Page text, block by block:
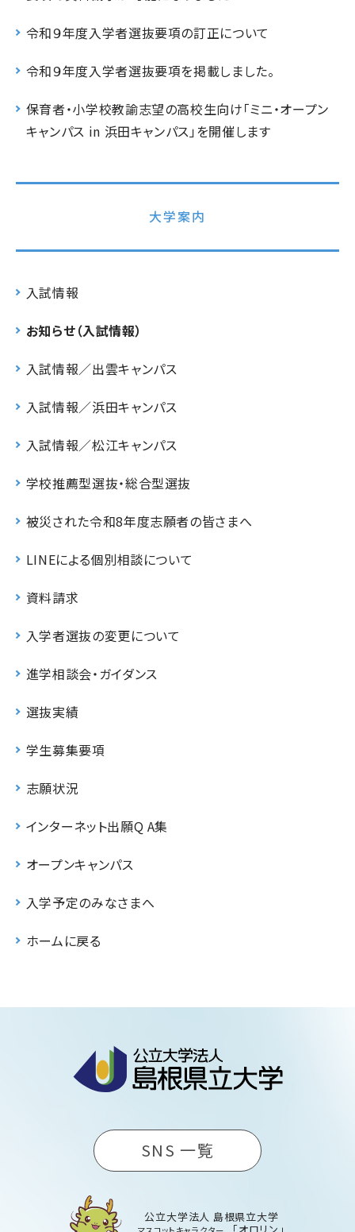
令和９年度入学者選抜要項の訂正について
令和９年度入学者選抜要項を掲載しました。
保育者・小学校教諭志望の高校生向け「ミニ・オープン
キャンパス in 浜田キャンパス」を開催します
大学案内
入試情報
お知らせ（入試情報）
入試情報／出雲キャンパス
入試情報／浜田キャンパス
入試情報／松江キャンパス
学校推薦型選抜・総合型選抜
被災された令和8年度志願者の皆さまへ
LINEによる個別相談について
資料請求
入学者選抜の変更について
進学相談会・ガイダンス
選抜実績
学生募集要項
志願状況
インターネット出願Q A集
オープンキャンパス
入学予定のみなさまへ
ホームに戻る
SNS 一覧
公立大学法人 島根県立大学